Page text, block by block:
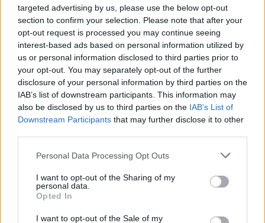
targeted advertising by us, please use the below opt-out
section to confirm your selection. Please note that after your
opt-out request is processed you may continue seeing
interest-based ads based on personal information utilized by
us or personal information disclosed to third parties prior to
your opt-out. You may separately opt-out of the further
disclosure of your personal information by third parties on the
IAB’s list of downstream participants. This information may
also be disclosed by us to third parties on the IAB’s List of
Downstream Participants that may further disclose it to other
Please note that this website/app uses one or more Google
not limited to your visit or usage behaviour. You may click to
grant or deny consent to Google and its third-party tags to
use your data for below specified purposes in below Google
consent section.
Personal Data Processing Opt Outs
I want to opt-out of the Sharing of my
personal data.
Opted In
I want to opt-out of the Sale of my
«Νονός της AI» προειδοποιεί: Σε λίγο δεν θα
μπορούμε να «ξεπεράσουμε» νοητικά την